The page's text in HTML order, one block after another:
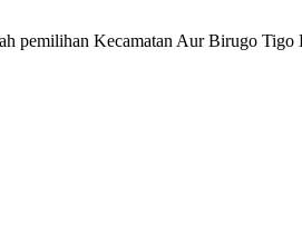
pemilihan Kecamatan Aur Birugo